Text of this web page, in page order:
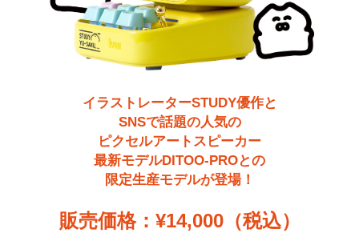
イラストレーターSTUDY優作と
SNSで話題の人気の
ピクセルアートスピーカー
最新モデルDITOO-PROとの
限定生産モデルが登場！
販売価格：¥14,000（税込）